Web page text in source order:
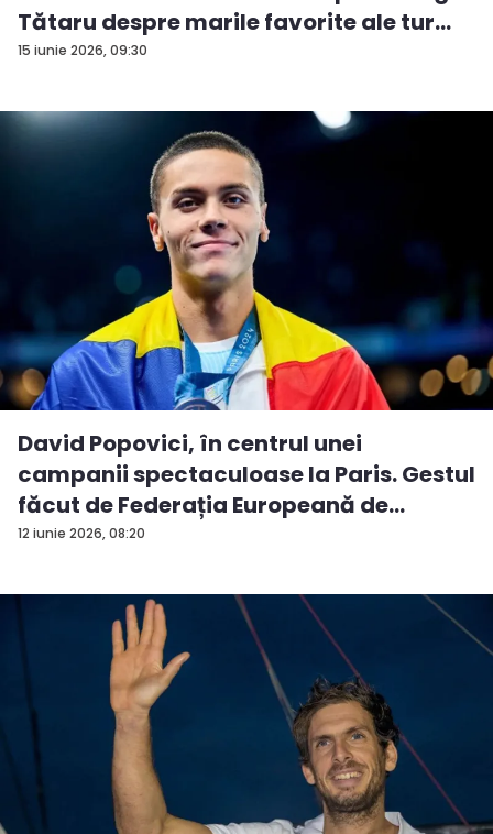
15 iunie 2026, 09:30
Tătaru despre marile favorite ale tur...
12 iunie 2026, 08:20
David Popovici, în centrul unei
campanii spectaculoase la Paris. Gestul
făcut de Federația Europeană de
Natați...